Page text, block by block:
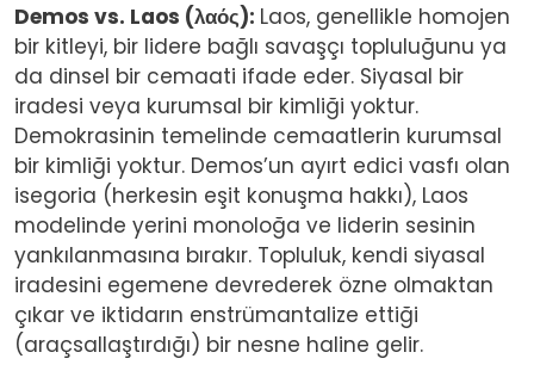
Demos vs. Laos (λαός): Laos, genellikle homojen
bir kitleyi, bir lidere bağlı savaşçı topluluğunu ya
da dinsel bir cemaati ifade eder. Siyasal bir
iradesi veya kurumsal bir kimliği yoktur.
Demokrasinin temelinde cemaatlerin kurumsal
bir kimliği yoktur. Demos’un ayırt edici vasfı olan
isegoria (herkesin eşit konuşma hakkı), Laos
modelinde yerini monoloğa ve liderin sesinin
yankılanmasına bırakır. Topluluk, kendi siyasal
iradesini egemene devrederek özne olmaktan
çıkar ve iktidarın enstrümantalize ettiği
(araçsallaştırdığı) bir nesne haline gelir.